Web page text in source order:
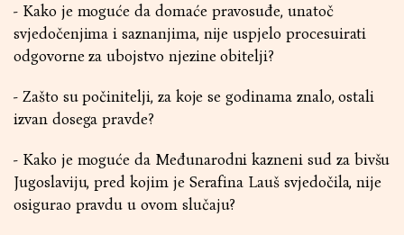
- Kako je moguće da domaće pravosuđe, unatoč
svjedočenjima i saznanjima, nije uspjelo procesuirati
odgovorne za ubojstvo njezine obitelji?
- Zašto su počinitelji, za koje se godinama znalo, ostali
izvan dosega pravde?
- Kako je moguće da Međunarodni kazneni sud za bivšu
Jugoslaviju, pred kojim je Serafina Lauš svjedočila, nije
osigurao pravdu u ovom slučaju?